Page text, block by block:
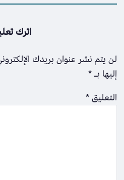
اترك
لن يتم نشر عنوان بريدك
إليها بـ*
التعليق*